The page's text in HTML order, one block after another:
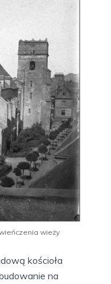
wieży
kościoła
na